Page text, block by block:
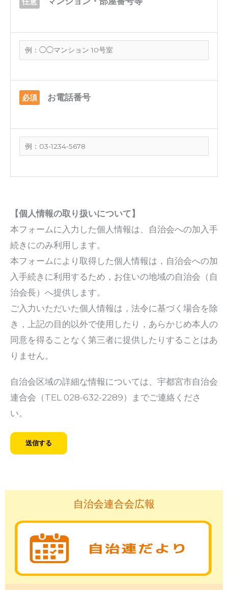
必須 お電話番号
【個人情報の取り扱いについて】
本フォームに入力した個人情報は、自治会への加入手
続きにのみ利用します。
本フォームにより取得した個人情報は，自治会への加
入手続きに利用するため，お住いの地域の自治会（自
治会長）へ提供します。
ご入力いただいた個人情報は，法令に基づく場合を除
き，上記の目的以外で使用したり，あらかじめ本人の
同意を得ることなく第三者に提供したりすることはあ
りません。
自治会区域の詳細な情報については、宇都宮市自治会
連合会（TEL 028-632-2289）までご連絡くださ
い。
自治会連合会広報